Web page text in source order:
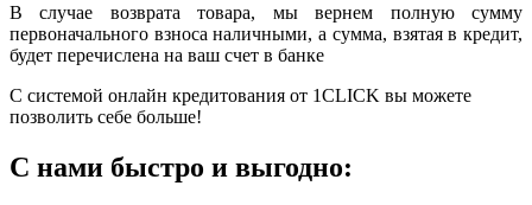
В случае возврата товара, мы вернем полную сумму
первоначального взноса наличными, а сумма, взятая в кредит,
будет перечислена на ваш счет в банке
С системой онлайн кредитования от 1CLICK вы можете
позволить себе больше!
С нами быстро и выгодно: